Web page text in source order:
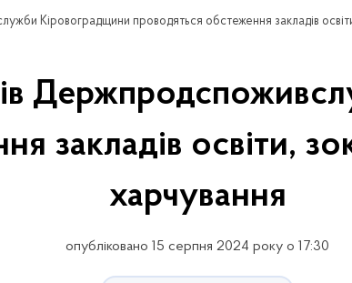
закладів освіти,
харчування
опубліковано 15 серпня 2024 року о 17:30